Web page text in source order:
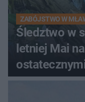
ZABÓJSTWO W
Śledztwo w
letniej Mai